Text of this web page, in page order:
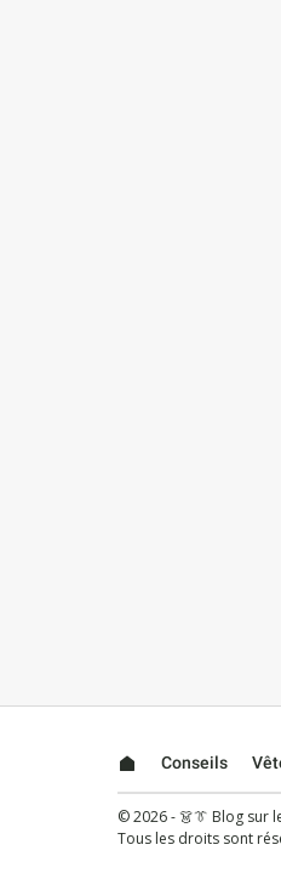
Conseils
© 2026 - 👗👔 Blog sur
Tous les droits sont